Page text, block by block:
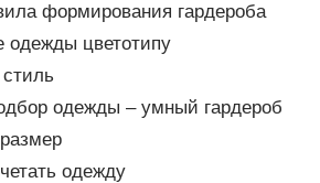
формирования гардероба
одежды цветотипу
одежды – умный гардероб
одежду